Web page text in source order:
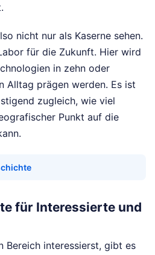
nicht nur als Kaserne sehen.
für die Zukunft. Hier wird
in zehn oder
Alltag prägen werden. Es ist
zugleich, wie viel
Punkt auf die
für Interessierte und
Bereich interessierst, gibt es